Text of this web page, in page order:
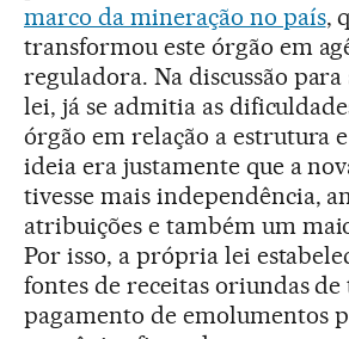
marco da mineração no país,
transformou este órgão em
reguladora. Na discussão para
lei, já se admitia as
órgão em relação a estrutura
ideia era justamente que a
tivesse mais independência,
atribuições e também um
Por isso, a própria lei
fontes de receitas oriundas de
pagamento de emolumentos